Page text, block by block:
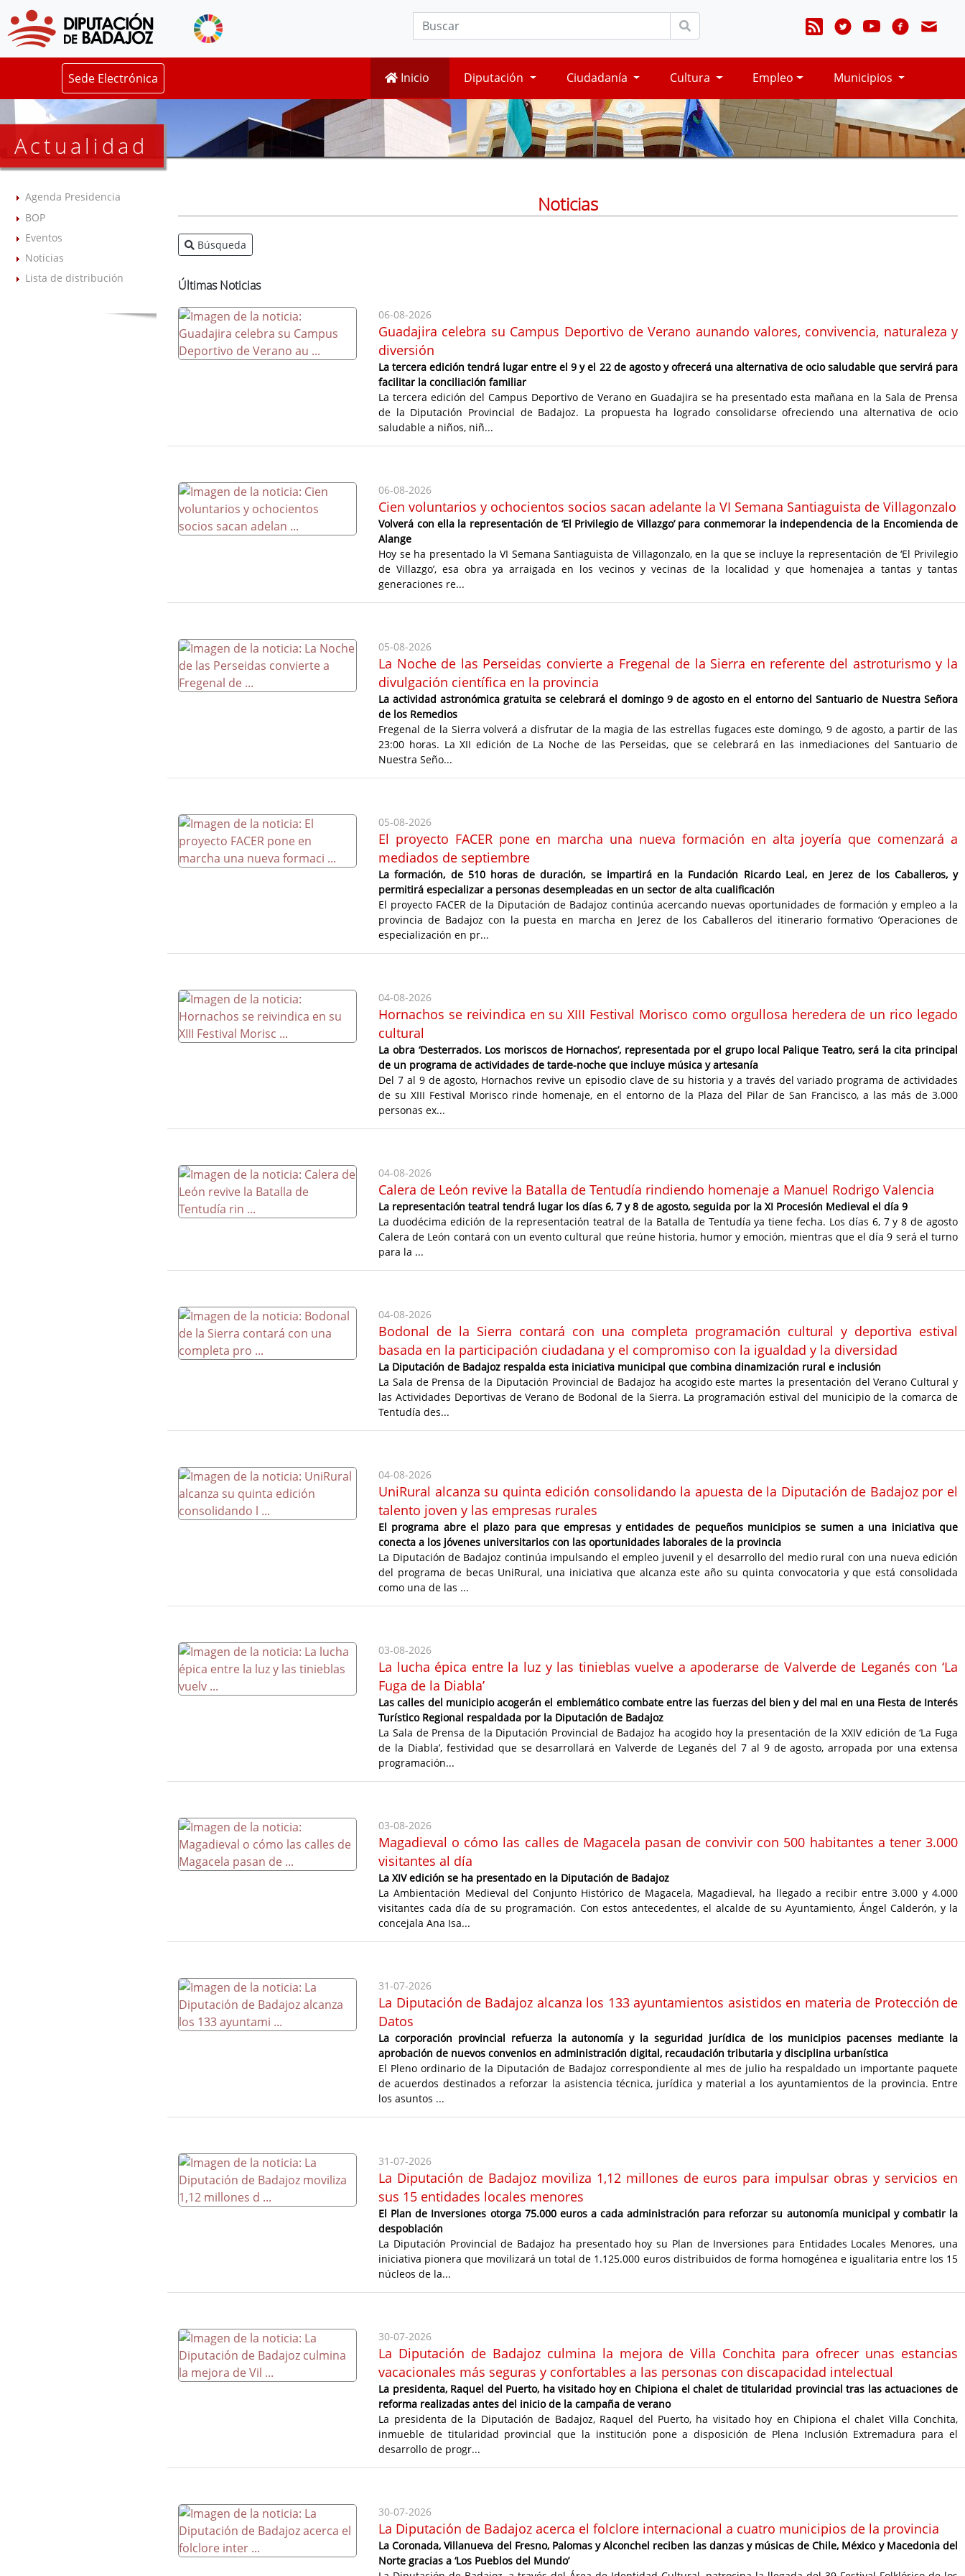
Sede Electrónica Inicio Diputación Ciudadanía Cultura Empleo Municipios
Actualidad
Agenda Presidencia
BOP
Eventos
Noticias
Lista de distribución
Noticias
Búsqueda
Últimas Noticias
06-08-2026
Guadajira celebra su Campus Deportivo de Verano aunando valores, convivencia, naturaleza y
diversión
La tercera edición tendrá lugar entre el 9 y el 22 de agosto y ofrecerá una alternativa de ocio saludable que servirá para
facilitar la conciliación familiar
La tercera edición del Campus Deportivo de Verano en Guadajira se ha presentado esta mañana en la Sala de Prensa
de la Diputación Provincial de Badajoz. La propuesta ha logrado consolidarse ofreciendo una alternativa de ocio
saludable a niños, niñ...
06-08-2026
Cien voluntarios y ochocientos socios sacan adelante la VI Semana Santiaguista de Villagonzalo
Volverá con ella la representación de ‘El Privilegio de Villazgo’ para conmemorar la independencia de la Encomienda de
Alange
Hoy se ha presentado la VI Semana Santiaguista de Villagonzalo, en la que se incluye la representación de ‘El Privilegio
de Villazgo’, esa obra ya arraigada en los vecinos y vecinas de la localidad y que homenajea a tantas y tantas
generaciones re...
05-08-2026
La Noche de las Perseidas convierte a Fregenal de la Sierra en referente del astroturismo y la
divulgación científica en la provincia
La actividad astronómica gratuita se celebrará el domingo 9 de agosto en el entorno del Santuario de Nuestra Señora
de los Remedios
Fregenal de la Sierra volverá a disfrutar de la magia de las estrellas fugaces este domingo, 9 de agosto, a partir de las
23:00 horas. La XII edición de La Noche de las Perseidas, que se celebrará en las inmediaciones del Santuario de
Nuestra Seño...
05-08-2026
El proyecto FACER pone en marcha una nueva formación en alta joyería que comenzará a
mediados de septiembre
La formación, de 510 horas de duración, se impartirá en la Fundación Ricardo Leal, en Jerez de los Caballeros, y
permitirá especializar a personas desempleadas en un sector de alta cualificación
El proyecto FACER de la Diputación de Badajoz continúa acercando nuevas oportunidades de formación y empleo a la
provincia de Badajoz con la puesta en marcha en Jerez de los Caballeros del itinerario formativo ‘Operaciones de
especialización en pr...
04-08-2026
Hornachos se reivindica en su XIII Festival Morisco como orgullosa heredera de un rico legado
cultural
La obra ‘Desterrados. Los moriscos de Hornachos’, representada por el grupo local Palique Teatro, será la cita principal
de un programa de actividades de tarde-noche que incluye música y artesanía
Del 7 al 9 de agosto, Hornachos revive un episodio clave de su historia y a través del variado programa de actividades
de su XIII Festival Morisco rinde homenaje, en el entorno de la Plaza del Pilar de San Francisco, a las más de 3.000
personas ex...
04-08-2026
Calera de León revive la Batalla de Tentudía rindiendo homenaje a Manuel Rodrigo Valencia
La representación teatral tendrá lugar los días 6, 7 y 8 de agosto, seguida por la XI Procesión Medieval el día 9
La duodécima edición de la representación teatral de la Batalla de Tentudía ya tiene fecha. Los días 6, 7 y 8 de agosto
Calera de León contará con un evento cultural que reúne historia, humor y emoción, mientras que el día 9 será el turno
para la ...
04-08-2026
Bodonal de la Sierra contará con una completa programación cultural y deportiva estival
basada en la participación ciudadana y el compromiso con la igualdad y la diversidad
La Diputación de Badajoz respalda esta iniciativa municipal que combina dinamización rural e inclusión
La Sala de Prensa de la Diputación Provincial de Badajoz ha acogido este martes la presentación del Verano Cultural y
las Actividades Deportivas de Verano de Bodonal de la Sierra. La programación estival del municipio de la comarca de
Tentudía des...
04-08-2026
UniRural alcanza su quinta edición consolidando la apuesta de la Diputación de Badajoz por el
talento joven y las empresas rurales
El programa abre el plazo para que empresas y entidades de pequeños municipios se sumen a una iniciativa que
conecta a los jóvenes universitarios con las oportunidades laborales de la provincia
La Diputación de Badajoz continúa impulsando el empleo juvenil y el desarrollo del medio rural con una nueva edición
del programa de becas UniRural, una iniciativa que alcanza este año su quinta convocatoria y que está consolidada
como una de las ...
03-08-2026
La lucha épica entre la luz y las tinieblas vuelve a apoderarse de Valverde de Leganés con ‘La
Fuga de la Diabla’
Las calles del municipio acogerán el emblemático combate entre las fuerzas del bien y del mal en una Fiesta de Interés
Turístico Regional respaldada por la Diputación de Badajoz
La Sala de Prensa de la Diputación Provincial de Badajoz ha acogido hoy la presentación de la XXIV edición de ‘La Fuga
de la Diabla’, festividad que se desarrollará en Valverde de Leganés del 7 al 9 de agosto, arropada por una extensa
programación...
03-08-2026
Magadieval o cómo las calles de Magacela pasan de convivir con 500 habitantes a tener 3.000
visitantes al día
La XIV edición se ha presentado en la Diputación de Badajoz
La Ambientación Medieval del Conjunto Histórico de Magacela, Magadieval, ha llegado a recibir entre 3.000 y 4.000
visitantes cada día de su programación. Con estos antecedentes, el alcalde de su Ayuntamiento, Ángel Calderón, y la
concejala Ana Isa...
31-07-2026
La Diputación de Badajoz alcanza los 133 ayuntamientos asistidos en materia de Protección de
Datos
La corporación provincial refuerza la autonomía y la seguridad jurídica de los municipios pacenses mediante la
aprobación de nuevos convenios en administración digital, recaudación tributaria y disciplina urbanística
El Pleno ordinario de la Diputación de Badajoz correspondiente al mes de julio ha respaldado un importante paquete
de acuerdos destinados a reforzar la asistencia técnica, jurídica y material a los ayuntamientos de la provincia. Entre
los asuntos ...
31-07-2026
La Diputación de Badajoz moviliza 1,12 millones de euros para impulsar obras y servicios en
sus 15 entidades locales menores
El Plan de Inversiones otorga 75.000 euros a cada administración para reforzar su autonomía municipal y combatir la
despoblación
La Diputación Provincial de Badajoz ha presentado hoy su Plan de Inversiones para Entidades Locales Menores, una
iniciativa pionera que movilizará un total de 1.125.000 euros distribuidos de forma homogénea e igualitaria entre los 15
núcleos de la...
30-07-2026
La Diputación de Badajoz culmina la mejora de Villa Conchita para ofrecer unas estancias
vacacionales más seguras y confortables a las personas con discapacidad intelectual
La presidenta, Raquel del Puerto, ha visitado hoy en Chipiona el chalet de titularidad provincial tras las actuaciones de
reforma realizadas antes del inicio de la campaña de verano
La presidenta de la Diputación de Badajoz, Raquel del Puerto, ha visitado hoy en Chipiona el chalet Villa Conchita,
inmueble de titularidad provincial que la institución pone a disposición de Plena Inclusión Extremadura para el
desarrollo de progr...
30-07-2026
La Diputación de Badajoz acerca el folclore internacional a cuatro municipios de la provincia
La Coronada, Villanueva del Fresno, Palomas y Alconchel reciben las danzas y músicas de Chile, México y Macedonia del
Norte gracias a ‘Los Pueblos del Mundo’